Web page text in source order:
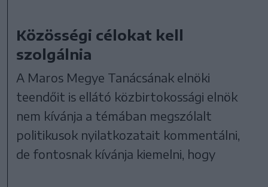
Közösségi célokat kell
szolgálnia
A Maros Megye Tanácsának elnöki
teendőit is ellátó közbirtokossági elnök
nem kívánja a témában megszólalt
politikusok nyilatkozatait kommentálni,
de fontosnak kívánja kiemelni, hogy